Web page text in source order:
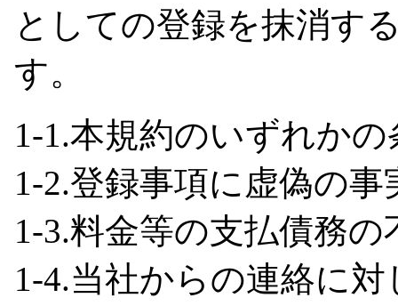
としての登録を抹消す
す。
1-1.本規約のいずれか
1-2.登録事項に虚偽の
1-3.料金等の支払債務
1-4.当社からの連絡に